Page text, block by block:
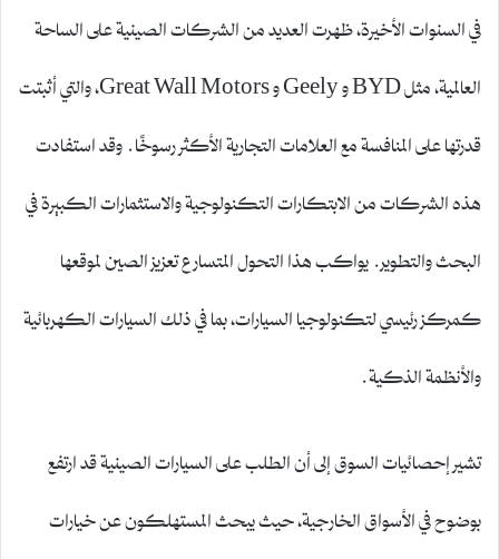
في السنوات الأخيرة، ظهرت العديد من الشركات الصينية على الساحة
العالمية، مثل BYD و Geely و Great Wall Motors، والتي أثبتت
قدرتها على المنافسة مع العلامات التجارية الأكثر رسوخًا. وقد استفادت
هذه الشركات من الابتكارات التكنولوجية والاستثمارات الكبيرة في
البحث والتطوير. يواكب هذا التحول المتسارع تعزيز الصين لموقعها
كمركز رئيسي لتكنولوجيا السيارات، بما في ذلك السيارات الكهربائية
والأنظمة الذكية.
تشير إحصائيات السوق إلى أن الطلب على السيارات الصينية قد ارتفع
بوضوح في الأسواق الخارجية، حيث يبحث المستهلكون عن خيارات